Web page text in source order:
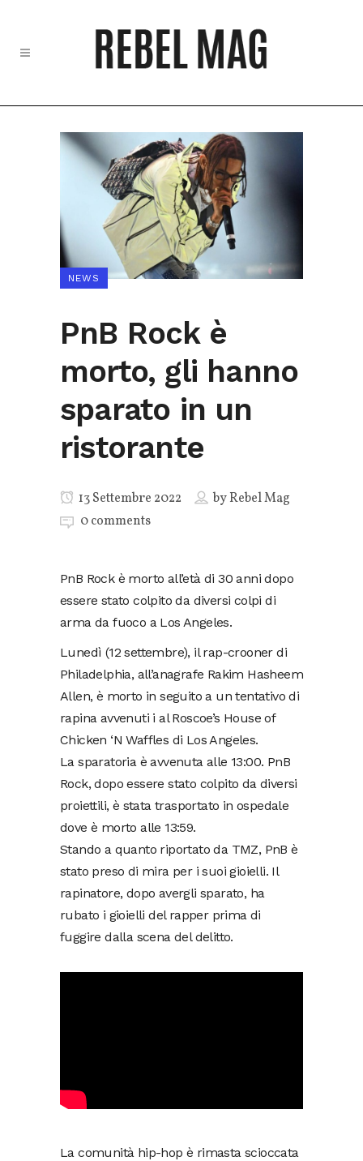
NEWS
PnB Rock è
morto, gli hanno
sparato in un
ristorante
13 Settembre 2022 byRebel Mag
0 comments
PnB Rock è morto all’età di 30 anni dopo
essere stato colpito da diversi colpi di
arma da fuoco a Los Angeles.
Lunedì (12 settembre), il rap-crooner di
Philadelphia, all’anagrafe Rakim Hasheem
Allen, è morto in seguito a un tentativo di
rapina avvenuti i al Roscoe’s House of
Chicken ‘N Waffles di Los Angeles.
La sparatoria è avvenuta alle 13:00. PnB
Rock, dopo essere stato colpito da diversi
proiettili, è stata trasportato in ospedale
dove è morto alle 13:59.
Stando a quanto riportato da TMZ, PnB è
stato preso di mira per i suoi gioielli. Il
rapinatore, dopo avergli sparato, ha
rubato i gioielli del rapper prima di
fuggire dalla scena del delitto.
La comunità hip-hop è rimasta scioccata